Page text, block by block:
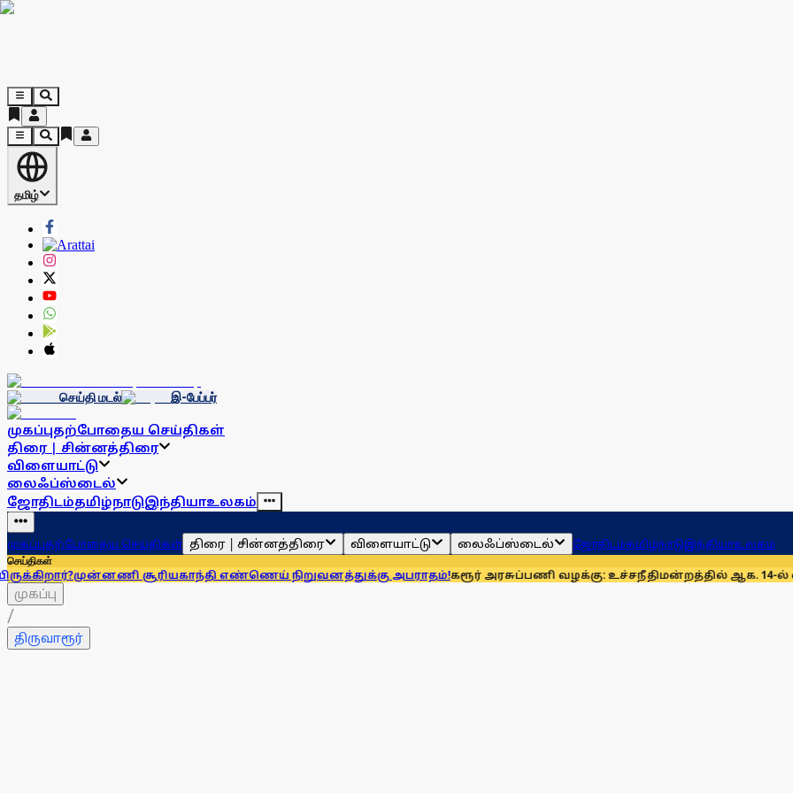
தமிழ்
செய்தி மடல் இ-பேப்பர்
முகப்புதற்போதைய செய்திகள்
திரை | சின்னத்திரை
விளையாட்டு
லைஃப்ஸ்டைல்
ஜோதிடம்தமிழ்நாடுஇந்தியாஉலகம்
முகப்புதற்போதைய செய்திகள் திரை | சின்னத்திரை விளையாட்டு லைஃப்ஸ்டைல் ஜோதிடம்தமிழ்நாடுஇந்தியாஉலகம்
செய்திகள்
முன்னணி சூரியகாந்தி எண்ணெய் நிறுவனத்துக்கு அபராதம்!கரூர் அரசுப்பணி வழக்கு: உச்சநீதிமன்றத்தில் ஆக. 14-ல்
முகப்பு
/
திருவாரூர்